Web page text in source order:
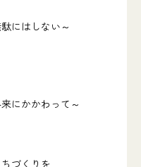
にはしない～
にかかわって～
づくりを